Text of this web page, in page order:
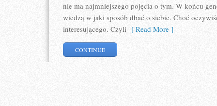
nie ma najmniejszego pojęcia o tym. W końcu
wiedzą w jaki sposób dbać o siebie. Choć
interesującego. Czyli [ Read More ]
CONTINUE